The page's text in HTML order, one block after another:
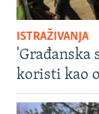
ISTRAŽIVANJA
'Građanska
koristi kao